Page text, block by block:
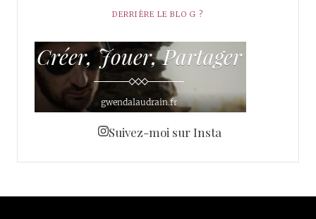
DERRIÈRE LE BLOG ?
Suivez-moi sur Insta